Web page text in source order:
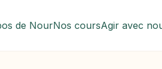
de NourNos coursAgir avec